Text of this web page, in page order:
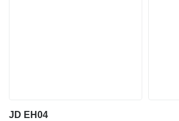
JD EH04